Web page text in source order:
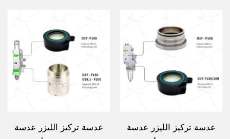
عدسة تركيز الليزر عدسة
عدسة تركيز الليزر عدسة